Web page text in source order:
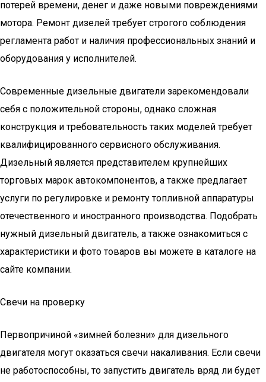
потерей времени, денег и даже новыми повреждениями
мотора. Ремонт дизелей требует строгого соблюдения
регламента работ и наличия профессиональных знаний и
оборудования у исполнителей.
Современные дизельные двигатели зарекомендовали
себя с положительной стороны, однако сложная
конструкция и требовательность таких моделей требует
квалифицированного сервисного обслуживания.
Дизельный является представителем крупнейших
торговых марок автокомпонентов, а также предлагает
услуги по регулировке и ремонту топливной аппаратуры
отечественного и иностранного производства. Подобрать
нужный дизельный двигатель, а также ознакомиться с
характеристики и фото товаров вы можете в каталоге на
сайте компании.
Свечи на проверку
Первопричиной «зимней болезни» для дизельного
двигателя могут оказаться свечи накаливания. Если свечи
не работоспособны, то запустить двигатель вряд ли будет